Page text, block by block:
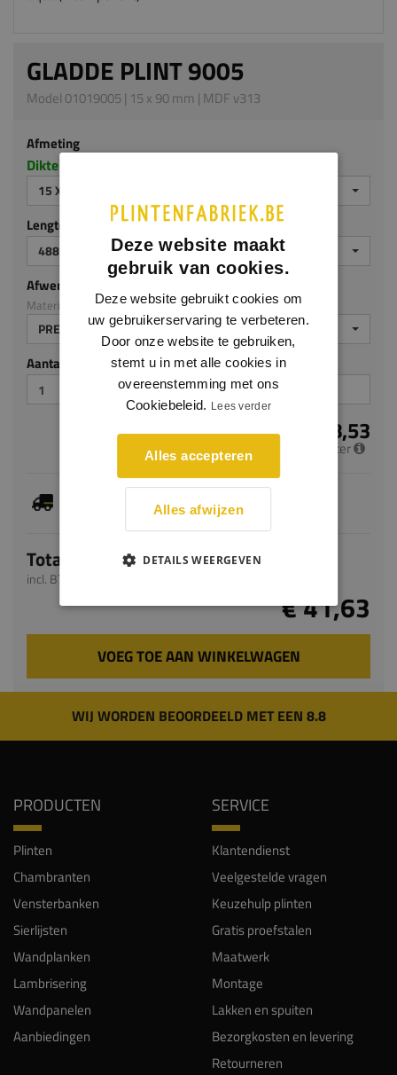
GLADDE PLINT 9005
Model 01019005 | 15 x 90 mm | MDF v313
Afmeting
Dikte x hoogte in millimeters
15 X 90 MM
Lengte (mm)
4880 MM
Afwerking
Materiaal: MDF v313
PREMIUM AFGELAKT
Aantal stuks
€ 8,53
per meter
Dit artikel is voorradig, de verwachte levertijd
bedraagt 1-3 werkdagen
Totaal
incl. BTW
€ 41,63
VOEG TOE AAN WINKELWAGEN
WIJ WORDEN BEOORDEELD MET EEN 8.8
PRODUCTEN
Plinten
Chambranten
Vensterbanken
Sierlijsten
Wandplanken
Lambrisering
Wandpanelen
Aanbiedingen
SERVICE
Klantendienst
Veelgestelde vragen
Keuzehulp plinten
Gratis proefstalen
Maatwerk
Montage
Lakken en spuiten
Bezorgkosten en levering
Retourneren
Deze website maakt
gebruik van cookies.
Deze website gebruikt cookies om
uw gebruikerservaring te verbeteren.
Door onze website te gebruiken,
stemt u in met alle cookies in
overeenstemming met ons
Cookiebeleid. Lees verder
Alles accepteren
Alles afwijzen
DETAILS WEERGEVEN